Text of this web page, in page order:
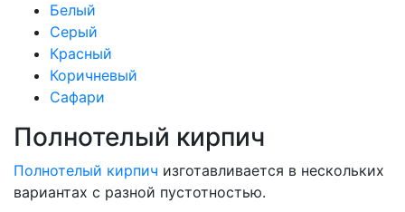
Белый
Серый
Красный
Коричневый
Сафари
Полнотелый кирпич
Полнотелый кирпич изготавливается в нескольких
вариантах с разной пустотностью.